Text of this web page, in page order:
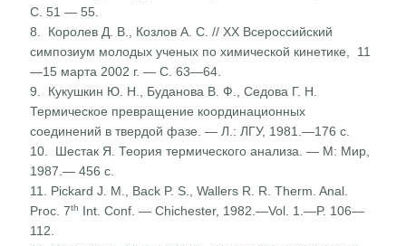
С. 51 — 55.
8. Королев Д. В., Козлов А. С. // XX Всероссийский
симпозиум молодых ученых по химической кинетике, 11
—15 марта 2002 г. — С. 63—64.
9. Кукушкин Ю. Н., Буданова В. Ф., Седова Г. Н.
Термическое превращение координационных
соединений в твердой фазе. — Л.: ЛГУ, 1981.—176 с.
10. Шестак Я. Теория термического анализа. — М: Мир,
1987.— 456 с.
11. Pickard J. M., Back P. S., Wallers R. R. Therm. Anal.
Proc. 7th Int. Conf. — Chichester, 1982.—Vol. 1.—P. 106—
112.